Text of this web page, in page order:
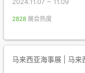
2828 展会热度
马来西亚海事展 | 马来